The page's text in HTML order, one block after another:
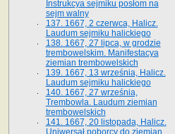
Instrukcya sejmiku posłom na
sejm walny
137. 1667, 2 czerwca, Halicz.
Laudum sejmiku halickiego
138. 1667, 27 lipca, w grodzie
trembowelskim. Manifestacya
ziemian trembowelskich
139. 1667, 13 września, Halicz.
Laudum sejmiku halickiego
140. 1667, 27 września,
Trembowla. Laudum ziemian
trembowelskich
141. 1667, 20 listopada, Halicz.
Uniwersał poborcy do ziemian